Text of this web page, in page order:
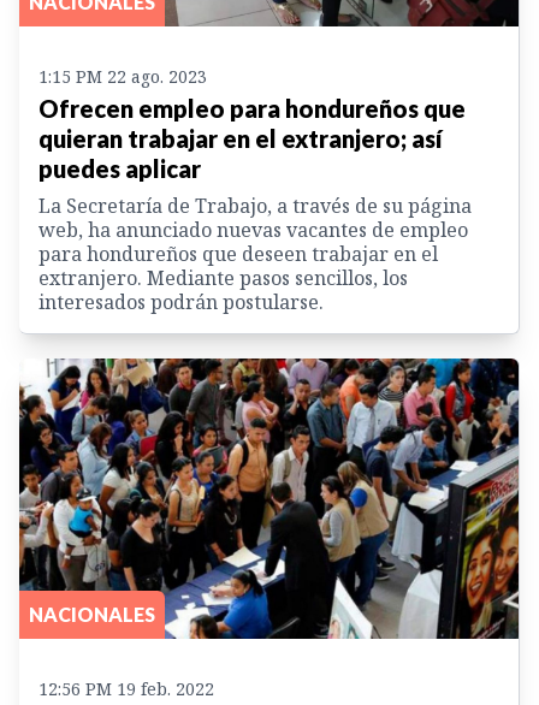
1:15 PM 22 ago. 2023
Ofrecen empleo para hondureños que
quieran trabajar en el extranjero; así
puedes aplicar
La Secretaría de Trabajo, a través de su página
web, ha anunciado nuevas vacantes de empleo
para hondureños que deseen trabajar en el
extranjero. Mediante pasos sencillos, los
interesados podrán postularse.
NACIONALES
12:56 PM 19 feb. 2022